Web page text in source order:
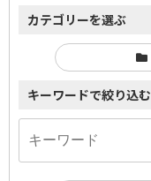
カテゴリーを選ぶ
キーワードで絞り込む